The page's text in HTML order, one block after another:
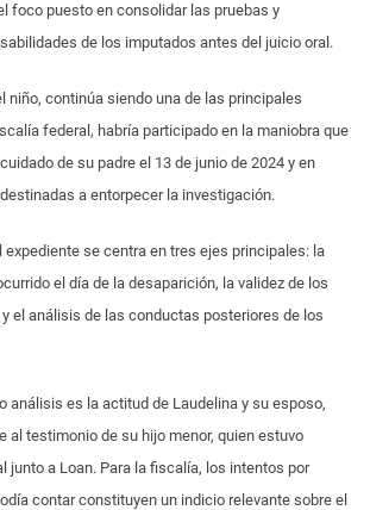
foco puesto en consolidar las pruebas y
de los imputados antes del juicio oral.
niño, continúa siendo una de las principales
federal, habría participado en la maniobra que
de su padre el 13 de junio de 2024 y en
a entorpecer la investigación.
expediente se centra en tres ejes principales: la
el día de la desaparición, la validez de los
el análisis de las conductas posteriores de los
análisis es la actitud de Laudelina y su esposo,
al testimonio de su hijo menor, quien estuvo
junto a Loan. Para la fiscalía, los intentos por
contar constituyen un indicio relevante sobre el